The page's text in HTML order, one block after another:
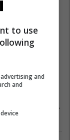
investim dhe
Bachelor
në
to use
and
and